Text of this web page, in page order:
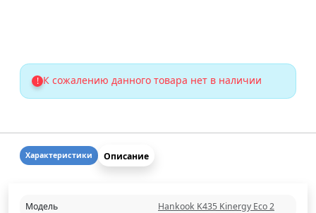
! К сожалению данного товара нет в наличии
Характеристики Описание
Модель
Hankook K435 Kinergy Eco 2